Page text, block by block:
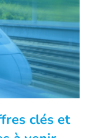
clés et